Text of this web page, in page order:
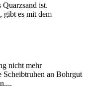
Quarzsand ist.
gibt es mit dem
nicht mehr
Scheibtruhen an Bohrgut